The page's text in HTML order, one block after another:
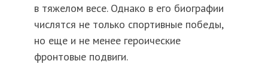
в тяжелом весе. Однако в его биографии
числятся не только спортивные победы,
но еще и не менее героические
фронтовые подвиги.